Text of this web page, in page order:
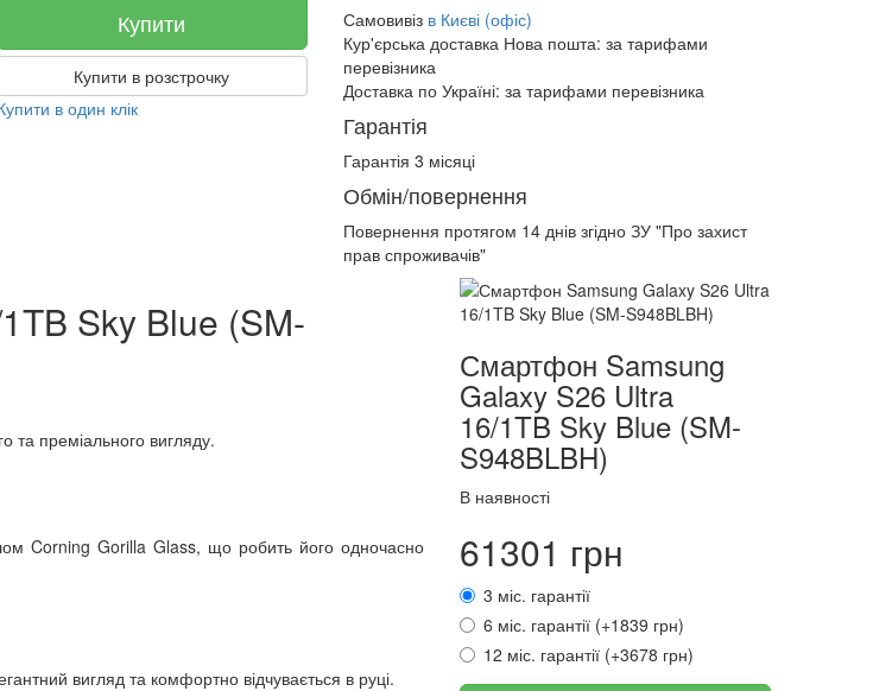
Купити
Купити в розстрочку
в один клік
Самовивіз в Києві (офіс)
Кур'єрська доставка Нова пошта: за тарифами
перевізника
Доставка по Україні: за тарифами перевізника
Гарантія
Гарантія 3 місяці
Обмін/повернення
Повернення протягом 14 днів згідно ЗУ "Про захист
прав спроживачів"
Sky Blue (SM-
преміального вигляду.
Corning Gorilla Glass, що робить його одночасно
вигляд та комфортно відчувається в руці.
Смартфон Samsung
Galaxy S26 Ultra
16/1TB Sky Blue (SM-
S948BLBH)
В наявності
61301 грн
3 міс. гарантії
6 міс. гарантії (+1839 грн)
12 міс. гарантії (+3678 грн)